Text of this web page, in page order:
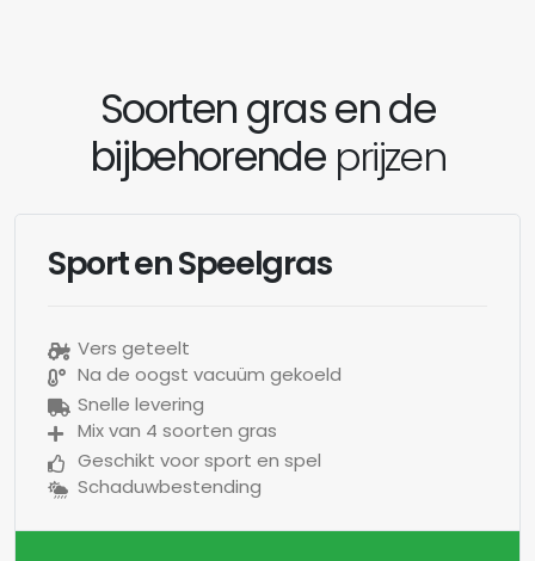
Soorten gras en de
bijbehorendeprijzen
Sport en Speelgras
Vers geteelt
Na de oogst vacuüm gekoeld
Snelle levering
Mix van 4 soorten gras
Geschikt voor sport en spel
Schaduwbestending